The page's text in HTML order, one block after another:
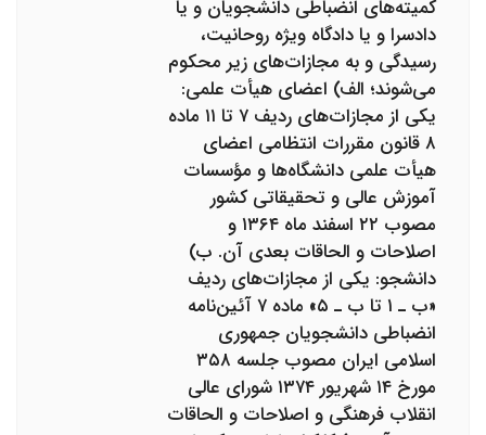
کمیته‌های انضباطی دانشجویان و یا
دادسرا و یا دادگاه ویژه روحانیت،
رسیدگی و به مجازات‌های زیر محکوم
می‌شوند؛ الف) اعضای هیأت علمی:
یکی از مجازات‌های ردیف ۷ تا ۱۱ ماده
۸ قانون مقررات انتظامی اعضای
هیأت علمی دانشگاه‌ها و مؤسسات
آموزش عالی و تحقیقاتی کشور
مصوب ۲۲ اسفند ماه ۱۳۶۴ و
اصلاحات و الحاقات بعدی آن. ب)
دانشجو: یکی از مجازات‌های ردیف
«ب ـ ۱ تا ب ـ ۵» ماده ۷ آئین‌نامه
انضباطی دانشجویان جمهوری
اسلامی ایران مصوب جلسه ۳۵۸
مورخ ۱۴ شهریور ۱۳۷۴ شورای عالی
انقلاب فرهنگی و اصلاحات و الحاقات